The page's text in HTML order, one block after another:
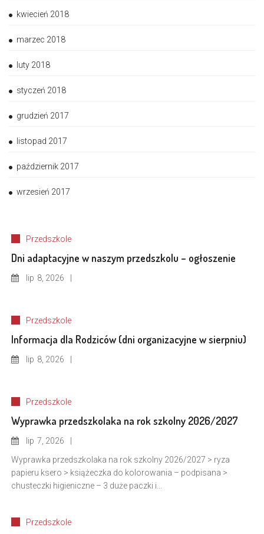
kwiecień 2018
marzec 2018
luty 2018
styczeń 2018
grudzień 2017
listopad 2017
październik 2017
wrzesień 2017
Przedszkole
Dni adaptacyjne w naszym przedszkolu – ogłoszenie
lip 8, 2026
Przedszkole
Informacja dla Rodziców (dni organizacyjne w sierpniu)
lip 8, 2026
Przedszkole
Wyprawka przedszkolaka na rok szkolny 2026/2027
lip 7, 2026
Wyprawka przedszkolaka na rok szkolny 2026/2027 > ryza
papieru ksero > książeczka do kolorowania – podpisana >
chusteczki higieniczne – 3 duże paczki i...
Przedszkole